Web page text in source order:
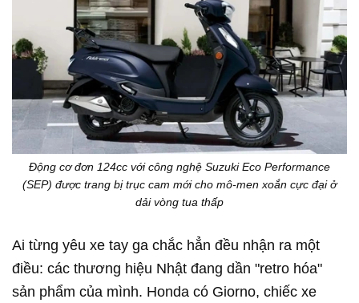
Động cơ đơn 124cc với công nghệ Suzuki Eco Performance
(SEP) được trang bị trục cam mới cho mô-men xoắn cực đại ở
dải vòng tua thấp
Ai từng yêu xe tay ga chắc hẳn đều nhận ra một
điều: các thương hiệu Nhật đang dần "retro hóa"
sản phẩm của mình. Honda có Giorno, chiếc xe